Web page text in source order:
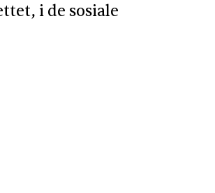
i de sosiale